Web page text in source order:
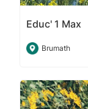
Educ' 1 Max
Brumath